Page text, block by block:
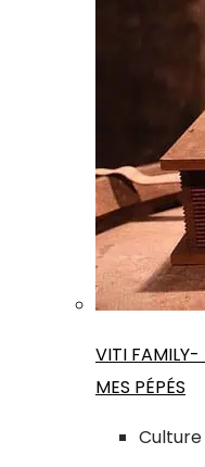
VITI FAMILY-
MES PÉPÉS
Culture